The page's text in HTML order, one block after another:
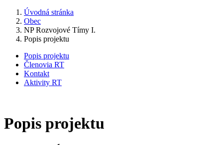
Úvodná stránka
Obec
NP Rozvojové Tímy I.
Popis projektu
Popis projektu
Členovia RT
Kontakt
Aktivity RT
Popis projektu